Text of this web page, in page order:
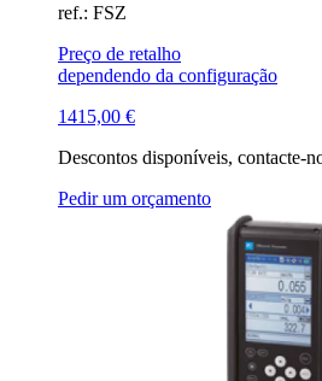
ref.: FSZ
Preço de retalho
dependendo da configuração
1415,00 €
Descontos disponíveis, contacte-
Pedir um orçamento